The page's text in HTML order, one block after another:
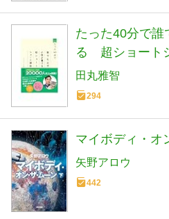
たった40分で誰
る 超ショート
装版
田丸雅智
294
マイボディ・オ
矢野アロウ
442